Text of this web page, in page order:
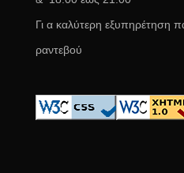
Γι α καλύτερη εξυπηρέτηση
ραντεβού